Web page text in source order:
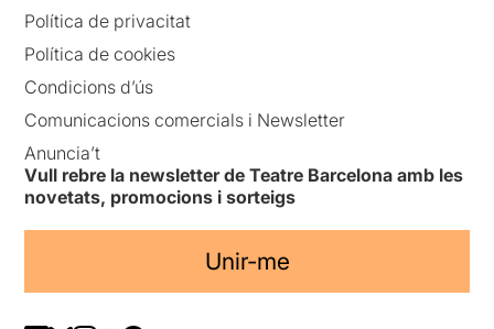
Política de privacitat
Política de cookies
Condicions d’ús
Comunicacions comercials i Newsletter
Anuncia’t
Vull rebre la newsletter de Teatre Barcelona amb les
novetats, promocions i sorteigs
Unir-me